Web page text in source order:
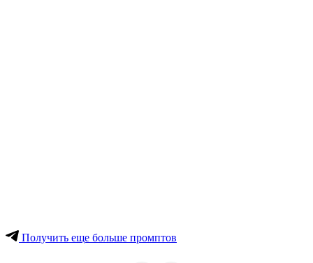
Получить еще больше промптов